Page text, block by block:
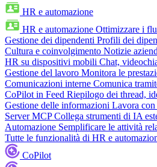
HR e automazione
HR e automazione Ottimizzare i
Gestione dei dipendenti Profili dei
Cultura e coinvolgimento Notizie
HR su dispositivi mobili Chat,
Gestione del lavoro Monitora le
Comunicazioni interne Comunica
CoPilot in Feed Riepilogo dei thread,
Gestione delle informazioni Lavora
Server MCP Collega strumenti di IA
Automazione Semplificare le attività
Tutte le funzionalità di HR e
CoPilot